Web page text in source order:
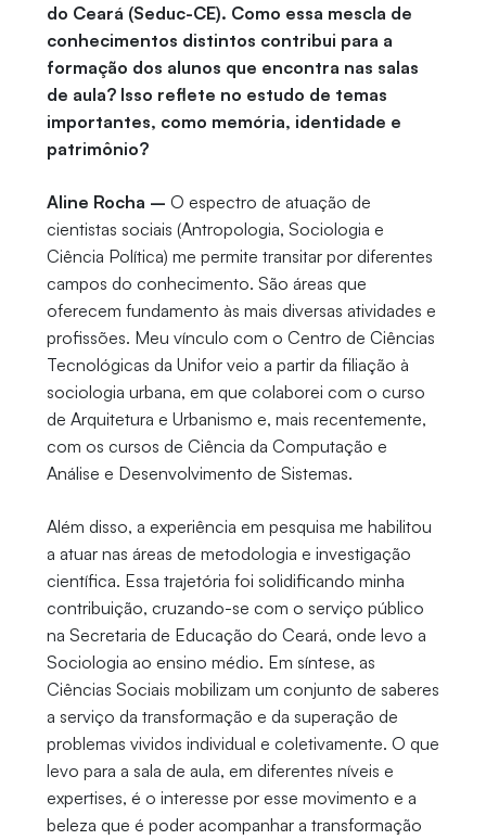
do Ceará (Seduc-CE). Como essa mescla de
conhecimentos distintos contribui para a
formação dos alunos que encontra nas salas
de aula? Isso reflete no estudo de temas
importantes, como memória, identidade e
patrimônio?
Aline Rocha – O espectro de atuação de
cientistas sociais (Antropologia, Sociologia e
Ciência Política) me permite transitar por diferentes
campos do conhecimento. São áreas que
oferecem fundamento às mais diversas atividades e
profissões. Meu vínculo com o Centro de Ciências
Tecnológicas da Unifor veio a partir da filiação à
sociologia urbana, em que colaborei com o curso
de Arquitetura e Urbanismo e, mais recentemente,
com os cursos de Ciência da Computação e
Análise e Desenvolvimento de Sistemas.
Além disso, a experiência em pesquisa me habilitou
a atuar nas áreas de metodologia e investigação
científica. Essa trajetória foi solidificando minha
contribuição, cruzando-se com o serviço público
na Secretaria de Educação do Ceará, onde levo a
Sociologia ao ensino médio. Em síntese, as
Ciências Sociais mobilizam um conjunto de saberes
a serviço da transformação e da superação de
problemas vividos individual e coletivamente. O que
levo para a sala de aula, em diferentes níveis e
expertises, é o interesse por esse movimento e a
beleza que é poder acompanhar a transformação